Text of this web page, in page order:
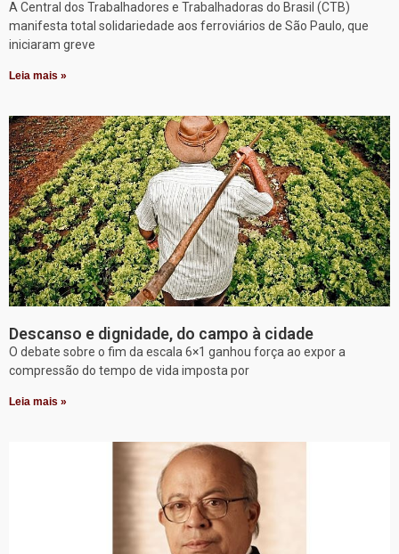
A Central dos Trabalhadores e Trabalhadoras do Brasil (CTB)
manifesta total solidariedade aos ferroviários de São Paulo, que
iniciaram greve
Leia mais »
Descanso e dignidade, do campo à cidade
O debate sobre o fim da escala 6×1 ganhou força ao expor a
compressão do tempo de vida imposta por
Leia mais »